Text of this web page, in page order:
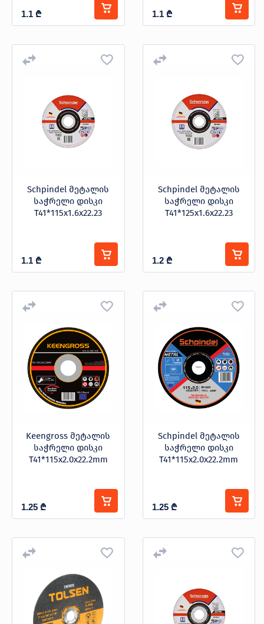
1.1 ₾ 1.1 ₾
Schpindel მეტალის
საჭრელი დისკი
T41*115x1.6x22.23
1.1 ₾
Schpindel მეტალის
საჭრელი დისკი
T41*125x1.6x22.23
1.2 ₾
Keengross მეტალის
საჭრელი დისკი
T41*115x2.0x22.2mm
1.25 ₾
Schpindel მეტალის
საჭრელი დისკი
T41*115x2.0x22.2mm
1.25 ₾